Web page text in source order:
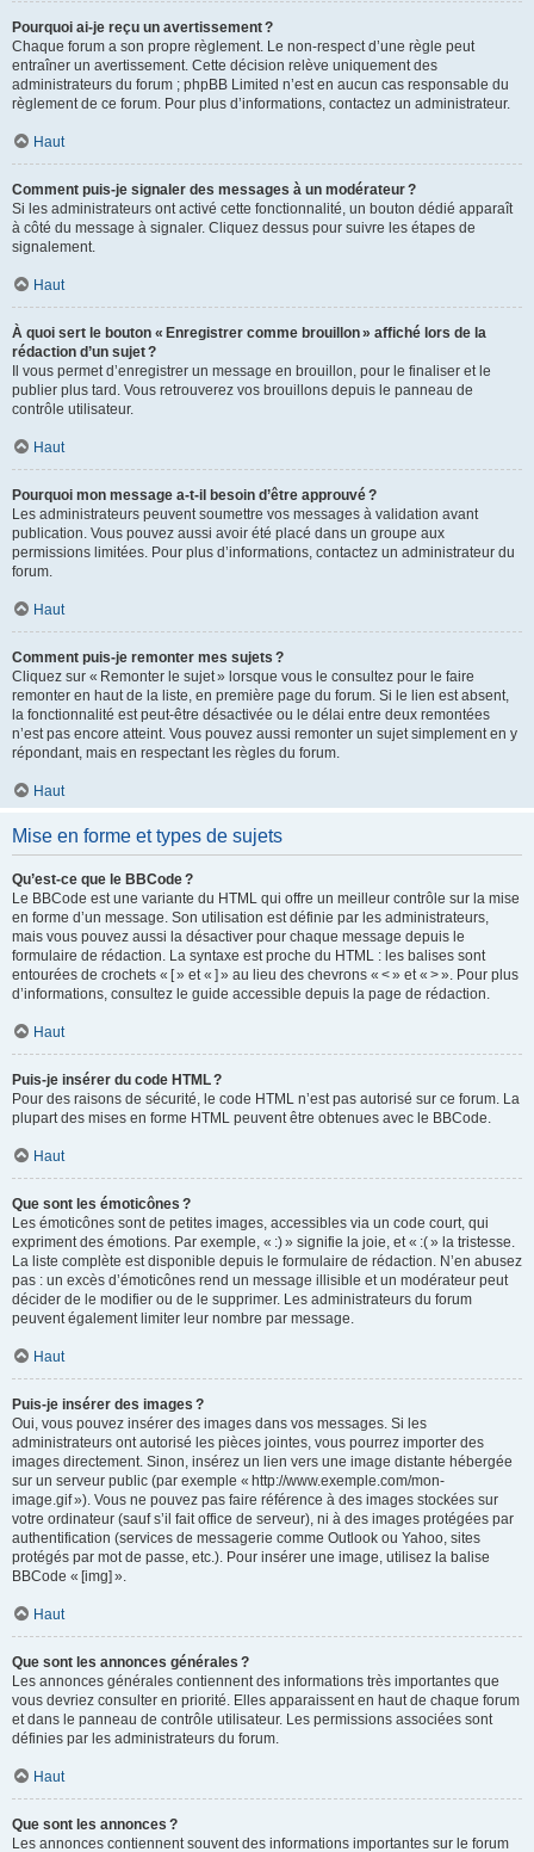
Pourquoi ai-je reçu un avertissement ?
Chaque forum a son propre règlement. Le non-respect d’une règle peut
entraîner un avertissement. Cette décision relève uniquement des
administrateurs du forum ; phpBB Limited n’est en aucun cas responsable du
règlement de ce forum. Pour plus d’informations, contactez un administrateur.
Haut
Comment puis-je signaler des messages à un modérateur ?
Si les administrateurs ont activé cette fonctionnalité, un bouton dédié apparaît
à côté du message à signaler. Cliquez dessus pour suivre les étapes de
signalement.
Haut
À quoi sert le bouton « Enregistrer comme brouillon » affiché lors de la
rédaction d’un sujet ?
Il vous permet d’enregistrer un message en brouillon, pour le finaliser et le
publier plus tard. Vous retrouverez vos brouillons depuis le panneau de
contrôle utilisateur.
Haut
Pourquoi mon message a-t-il besoin d’être approuvé ?
Les administrateurs peuvent soumettre vos messages à validation avant
publication. Vous pouvez aussi avoir été placé dans un groupe aux
permissions limitées. Pour plus d’informations, contactez un administrateur du
forum.
Haut
Comment puis-je remonter mes sujets ?
Cliquez sur « Remonter le sujet » lorsque vous le consultez pour le faire
remonter en haut de la liste, en première page du forum. Si le lien est absent,
la fonctionnalité est peut-être désactivée ou le délai entre deux remontées
n’est pas encore atteint. Vous pouvez aussi remonter un sujet simplement en y
répondant, mais en respectant les règles du forum.
Haut
Mise en forme et types de sujets
Qu’est-ce que le BBCode ?
Le BBCode est une variante du HTML qui offre un meilleur contrôle sur la mise
en forme d’un message. Son utilisation est définie par les administrateurs,
mais vous pouvez aussi la désactiver pour chaque message depuis le
formulaire de rédaction. La syntaxe est proche du HTML : les balises sont
entourées de crochets « [ » et « ] » au lieu des chevrons « < » et « > ». Pour plus
d’informations, consultez le guide accessible depuis la page de rédaction.
Haut
Puis-je insérer du code HTML ?
Pour des raisons de sécurité, le code HTML n’est pas autorisé sur ce forum. La
plupart des mises en forme HTML peuvent être obtenues avec le BBCode.
Haut
Que sont les émoticônes ?
Les émoticônes sont de petites images, accessibles via un code court, qui
expriment des émotions. Par exemple, « :) » signifie la joie, et « :( » la tristesse.
La liste complète est disponible depuis le formulaire de rédaction. N’en abusez
pas : un excès d’émoticônes rend un message illisible et un modérateur peut
décider de le modifier ou de le supprimer. Les administrateurs du forum
peuvent également limiter leur nombre par message.
Haut
Puis-je insérer des images ?
Oui, vous pouvez insérer des images dans vos messages. Si les
administrateurs ont autorisé les pièces jointes, vous pourrez importer des
images directement. Sinon, insérez un lien vers une image distante hébergée
sur un serveur public (par exemple « http://www.exemple.com/mon-
image.gif »). Vous ne pouvez pas faire référence à des images stockées sur
votre ordinateur (sauf s’il fait office de serveur), ni à des images protégées par
authentification (services de messagerie comme Outlook ou Yahoo, sites
protégés par mot de passe, etc.). Pour insérer une image, utilisez la balise
BBCode « [img] ».
Haut
Que sont les annonces générales ?
Les annonces générales contiennent des informations très importantes que
vous devriez consulter en priorité. Elles apparaissent en haut de chaque forum
et dans le panneau de contrôle utilisateur. Les permissions associées sont
définies par les administrateurs du forum.
Haut
Que sont les annonces ?
Les annonces contiennent souvent des informations importantes sur le forum